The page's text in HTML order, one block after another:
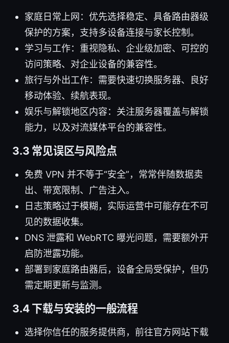
家庭日常上网：优先选择稳定、具备路由器级
保护的方案，支持多设备连接与家长控制。
学习与工作：重视隐私、企业级加密、可控的
访问策略、对企业设备的兼容性。
旅行与外出工作：需要快速切换服务器、良好
移动体验、续航表现。
娱乐与解锁地区内容：关注服务器覆盖与解锁
能力，以及对流媒体平台的兼容性。
3.3 常见误区与风险点
免费 VPN 并不等于“安全”，常常伴随数据卖
出、带宽限制、广告注入。
日志策略过于模糊，实际运营中可能存在不可
见的数据收集。
DNS 泄露和 WebRTC 曝光问题，需要额外开
启防泄露功能。
部署到家庭路由器后，设备全局受保护，但仍
需定期更新与监测。
3.4 下载与安装的一般流程
选择你信任的服务提供商，前往官方网站下载